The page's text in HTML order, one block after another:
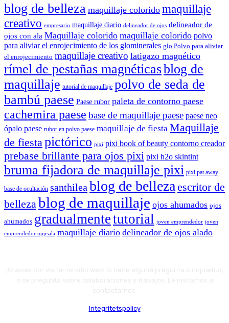
blog de belleza maquillaje colorido maquillaje
creativo empresario maquillaje diario delineador de ojos delineador de
ojos con ala Maquillaje colorido maquillaje colorido polvo
para aliviar el enrojecimiento de los glominerales glo Polvo para aliviar
el enrojecimiento maquillaje creativo latigazo magnético
rímel de pestañas magnéticasblog de
maquillaje tutorial de maquillaje polvo de seda de
bambú paese Paese rubor paleta de contorno paese
cachemira paese base de maquillaje paese paese neo
ópalo paese rubor en polvo paese maquillaje de fiesta Maquillaje
de fiesta pictórico pixi pixi book of beauty contorno creador
prebase brillante para ojos pixi pixi h2o skintint
bruma fijadora de maquillaje pixi pixi pat away
base de ocultación santhilea blog de belleza escritor de
belleza blog de maquillaje ojos ahumados ojos
ahumados gradualmentetutorial joven emprendedor joven
emprendedor uppsala maquillaje diario delineador de ojos alado
Integritetspolicy